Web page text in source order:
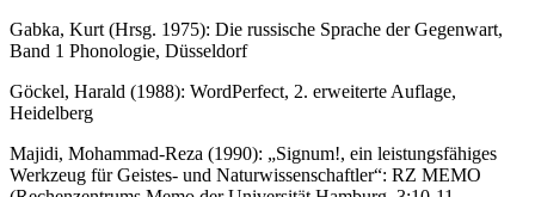
Gabka, Kurt (Hrsg. 1975): Die russische Sprache der Gegenwart,
Band 1 Phonologie, Düsseldorf
Göckel, Harald (1988): WordPerfect, 2. erweiterte Auflage,
Heidelberg
Majidi, Mohammad-Reza (1990): „Signum!, ein leistungsfähiges
Werkzeug für Geistes- und Naturwissenschaftler“: RZ MEMO